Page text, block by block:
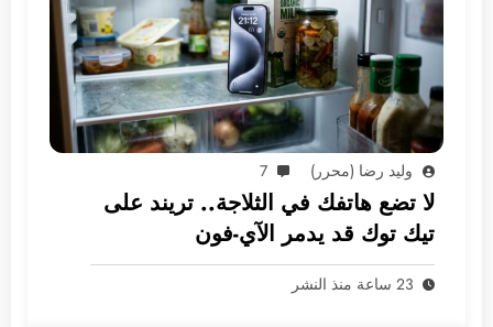
وليد رضا (محرر) 7
لا تضع هاتفك في الثلاجة.. تريند على
تيك توك قد يدمر الآي-فون
23 ساعة منذ النشر